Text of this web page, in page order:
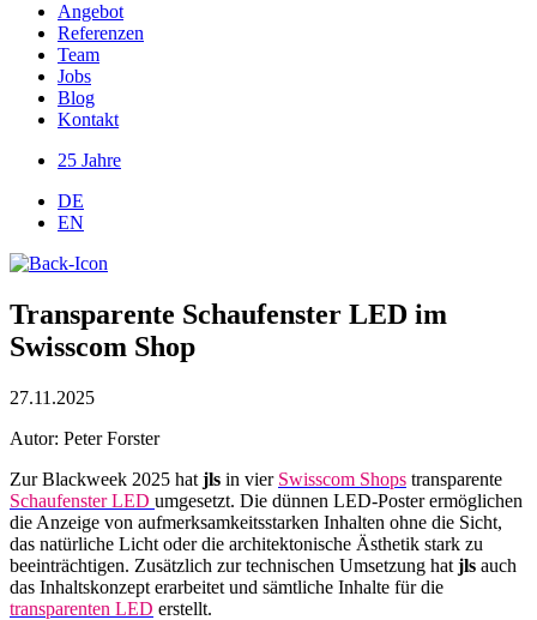
Angebot
Referenzen
Team
Jobs
Blog
Kontakt
25 Jahre
DE
EN
​​Transparente Schaufenster LED im
Swisscom Shop​
27.11.2025
Autor: Peter Forster​
Zur Blackweek 2025 hat jls in vier Swisscom Shops transparente
Schaufenster LED umgesetzt. Die dünnen LED-Poster ermöglichen
die Anzeige von aufmerksamkeitsstarken Inhalten ohne die Sicht,
das natürliche Licht oder die architektonische Ästhetik stark zu
beeinträchtigen. Zusätzlich zur technischen Umsetzung hat jls auch
das Inhaltskonzept erarbeitet und sämtliche Inhalte für die
transparenten LED erstellt.​